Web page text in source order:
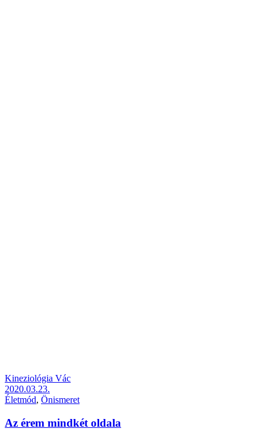
Kineziológia Vác
2020.03.23.
Életmód, Önismeret
Az érem mindkét oldala